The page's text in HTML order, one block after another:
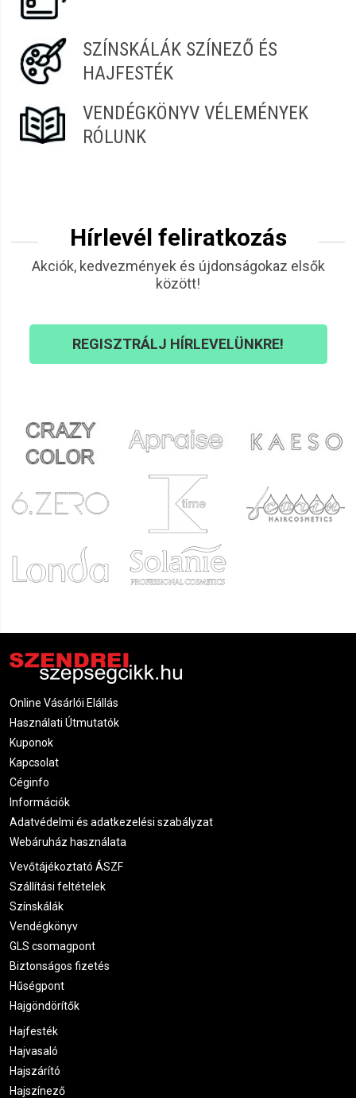
SZÍNSKÁLÁK SZÍNEZŐ ÉS
HAJFESTÉK
VENDÉGKÖNYV VÉLEMÉNYEK
RÓLUNK
Hírlevél feliratkozás
Akciók, kedvezmények és újdonságokaz elsők
között!
REGISZTRÁLJ HÍRLEVELÜNKRE!
Online Vásárlói Elállás
Használati Útmutatók
Kuponok
Kapcsolat
Céginfo
Információk
Adatvédelmi és adatkezelési szabályzat
Webáruház használata
Vevőtájékoztató ÁSZF
Szállítási feltételek
Színskálák
Vendégkönyv
GLS csomagpont
Biztonságos fizetés
Hűségpont
Hajgöndörítők
Hajfesték
Hajvasaló
Hajszárító
Hajszínező